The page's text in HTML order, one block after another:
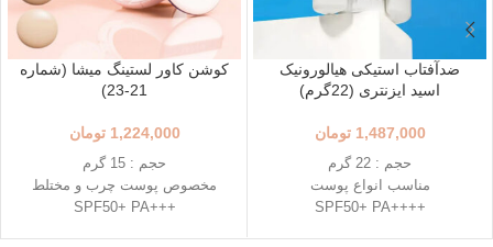
ضدآفتاب استیکی هیالورونیک
اسید ایزنتری (22گرم)
1,487,000 تومان
حجم : 22 گرم
مناسب انواع پوست
++++SPF50+ PA
کوشن کاور لستینگ میشا (شماره
21-23)
1,224,000 تومان
حجم : 15 گرم
مخصوص پوست چرب و مختلط
+++SPF50+ PA